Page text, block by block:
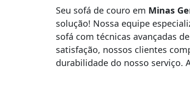
Seu sofá de couro em Minas
solução! Nossa equipe
sofá com técnicas avançadas
satisfação, nossos clientes
durabilidade do nosso serviço.